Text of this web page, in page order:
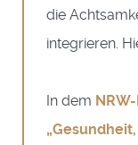
die
integrieren.
In dem